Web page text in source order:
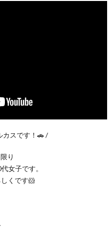
カスです！🚗 /
り
女子です。
くです🐹